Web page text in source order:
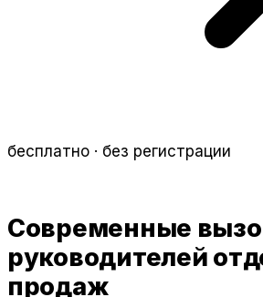
бесплатно · без регистрации
Современные
руководителей
продаж